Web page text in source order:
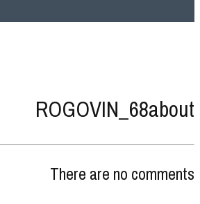
ROGOVIN_68about
There are no comments